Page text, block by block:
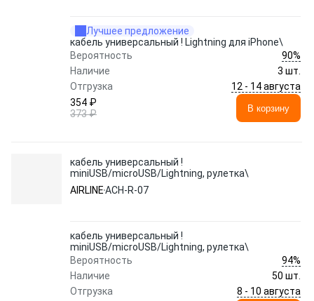
Лучшее предложение
кабель универсальный ! Lightning для iPhone\
Вероятность
90%
Наличие
3 шт.
Отгрузка
12 - 14 августа
354 ₽
373 ₽
В корзину
кабель универсальный !
miniUSB/microUSB/Lightning, рулетка\
AIRLINEACH-R-07
кабель универсальный !
miniUSB/microUSB/Lightning, рулетка\
Вероятность
94%
Наличие
50 шт.
Отгрузка
8 - 10 августа